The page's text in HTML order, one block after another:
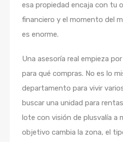
esa propiedad encaja con tu
financiero y el momento del
es enorme.
Una asesoría real empieza
para qué compras. No es lo
departamento para vivir
buscar una unidad para
lote con visión de plusvalía a
objetivo cambia la zona, el